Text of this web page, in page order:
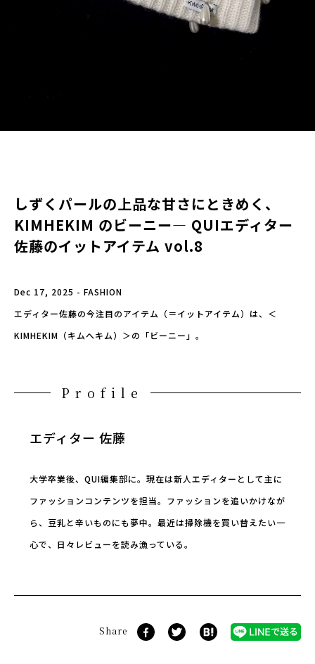
しずくパールの上品な甘さにときめく、
KIMHEKIM のビーニー— QUIエディター
佐藤のイットアイテム vol.8
Dec 17, 2025 - FASHION
エディター佐藤の今注目のアイテム（＝イットアイテム）は、＜
KIMHEKIM（キムへキム）＞の「ビーニー」。
Profile
エディター 佐藤
大学卒業後、QUI編集部に。現在は新人エディターとして主に
ファッションコンテンツを担当。ファッションを追いかけなが
ら、豆乳と辛いものにも夢中。最近は掃除機を買い替えたい一
心で、日々レビューを読み漁っている。
Share